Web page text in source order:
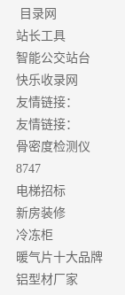
目录网
站长工具
智能公交站台
快乐收录网
友情链接：
友情链接：
骨密度检测仪
8747
电梯招标
新房装修
冷冻柜
暖气片十大品牌
铝型材厂家